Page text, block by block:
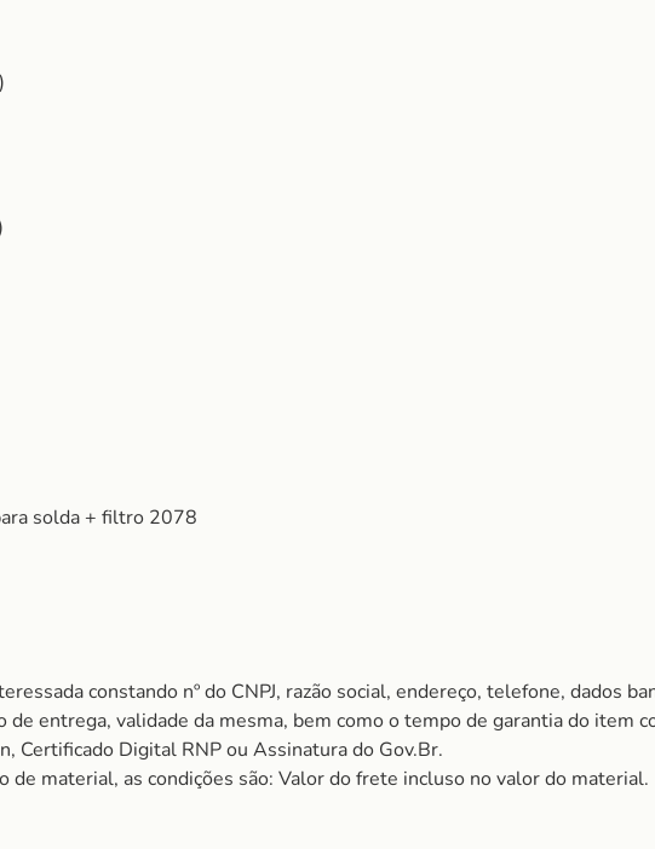
solda + filtro 2078
constando nº do CNPJ, razão social, endereço, telefone, dados
de entrega, validade da mesma, bem como o tempo de garantia do item
Certificado Digital RNP ou Assinatura do Gov.Br.
de material, as condições são: Valor do frete incluso no valor do material.